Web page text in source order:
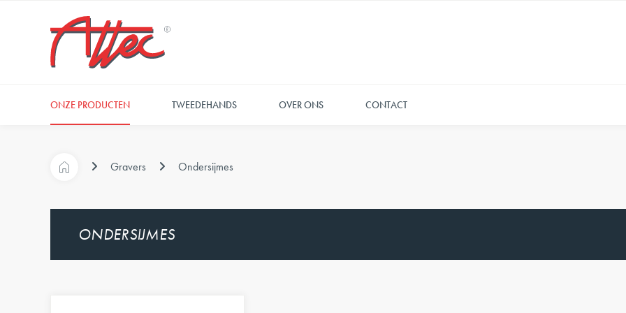
ONZE PRODUCTEN TWEEDEHANDS OVER ONS CONTACT
Gravers Ondersijmes
ONDERSIJMES